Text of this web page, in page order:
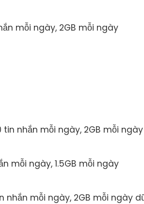
mỗi ngày, 2GB mỗi ngày
nhắn mỗi ngày, 2GB mỗi ngày
mỗi ngày, 1.5GB mỗi ngày
nhắn mỗi ngày, 2GB mỗi ngày